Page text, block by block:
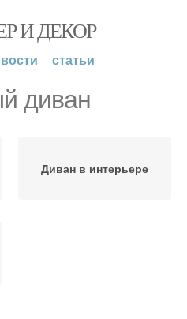
И ДЕКОР
статьи
диван
Диван в интерьере